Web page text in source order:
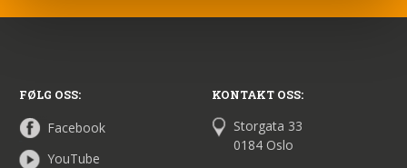
FØLG OSS:
Facebook
YouTube
KONTAKT OSS:
Storgata 33
0184 Oslo